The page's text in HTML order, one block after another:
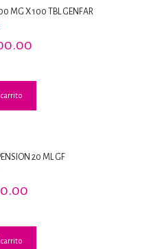
MG X 100 TBL GENFAR
20 ML GF